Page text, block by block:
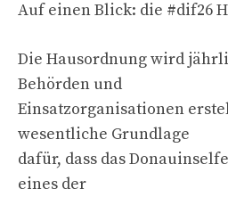
Auf einen Blick: die #dif26
Die Hausordnung wird
Behörden und
Einsatzorganisationen
wesentliche Grundlage
dafür, dass das
eines der